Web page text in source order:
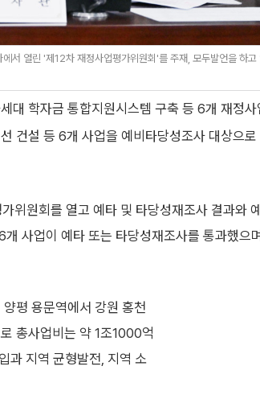
열린 '제12차 재정사업평가위원회'를 주재, 모두발언을 하고
대 학자금 통합지원시스템 구축 등 6개 재정
건설 등 6개 사업을 예비타당성조사 대상으로
위원회를 열고 예타 및 타당성재조사 결과와
사업이 예타 또는 타당성재조사를 통과했으
평 용문역에서 강원 홍천
총사업비는 약 1조1000억
과 지역 균형발전, 지역 소